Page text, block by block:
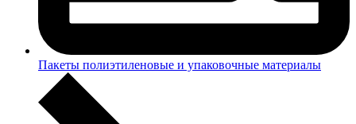
Пакеты полиэтиленовые и упаковочные материалы